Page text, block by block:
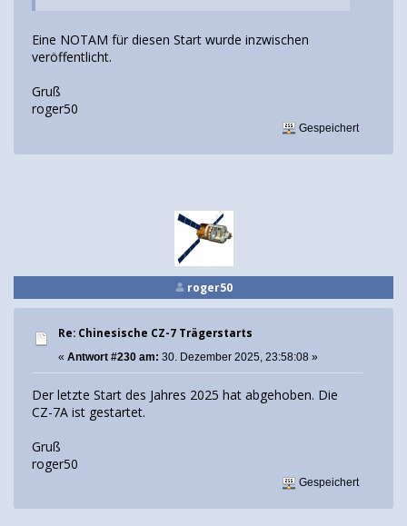
Eine NOTAM für diesen Start wurde inzwischen
veröffentlicht.
Gruß
roger50
Gespeichert
roger50
Re: Chinesische CZ-7 Trägerstarts
« Antwort #230 am: 30. Dezember 2025, 23:58:08 »
Der letzte Start des Jahres 2025 hat abgehoben. Die
CZ-7A ist gestartet.
Gruß
roger50
Gespeichert